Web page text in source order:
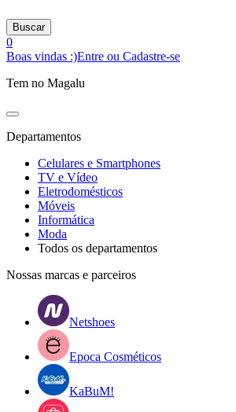
Buscar
0
Boas vindas :)Entre ou Cadastre-se
Tem no Magalu
Departamentos
Celulares e Smartphones
TV e Vídeo
Eletrodomésticos
Móveis
Informática
Moda
Todos os departamentos
Nossas marcas e parceiros
Netshoes
Epoca Cosméticos
KaBuM!